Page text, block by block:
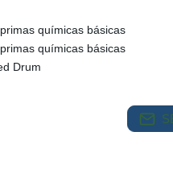
químicas básicas
químicas básicas
Drum